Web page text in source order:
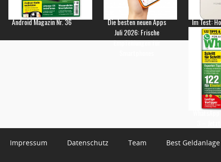
Android Magazin Nr. 36
Die besten neuen Apps
Juli 2026: Frische
Empfehlungen für
Im Test:
Impressum Datenschutz Team Best Geldanlage